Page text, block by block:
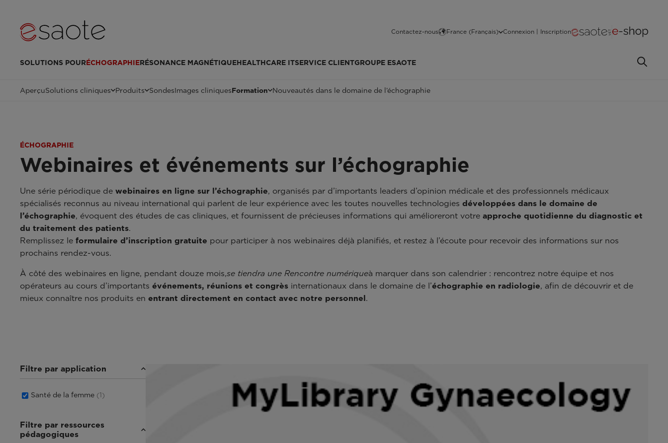
Contactez-nous France (Français) Connexion | Inscription
SOLUTIONS POURÉCHOGRAPHIERÉSONANCE MAGNÉTIQUEHEALTHCARE ITSERVICE CLIENTGROUPE ESAOTE
AperçuSolutions cliniques Produits SondesImages cliniquesFormation Nouveautés dans le domaine de l’échographie
ÉCHOGRAPHIE
Webinaires et événements sur l’échographie
Une série périodique de webinaires en ligne sur l’échographie, organisés par d’importants leaders d’opinion médicale et des professionnels médicaux
spécialisés reconnus au niveau international qui parlent de leur expérience avec les toutes nouvelles technologies développées dans le domaine de
l’échographie, évoquent des études de cas cliniques, et fournissent de précieuses informations qui amélioreront votre approche quotidienne du diagnostic et
du traitement des patients.
Remplissez le formulaire d’inscription gratuite pour participer à nos webinaires déjà planifiés, et restez à l’écoute pour recevoir des informations sur nos
prochains rendez-vous.
À côté des webinaires en ligne, pendant douze mois,se tiendra une Rencontre numériqueà marquer dans son calendrier : rencontrez notre équipe et nos
opérateurs au cours d’importants événements, réunions et congrès internationaux dans le domaine de l’échographie en radiologie, afin de découvrir et de
mieux connaître nos produits en entrant directement en contact avec notre personnel.
Filtre par application
Santé de la femme (1)
Filtre par ressources
pédagogiques